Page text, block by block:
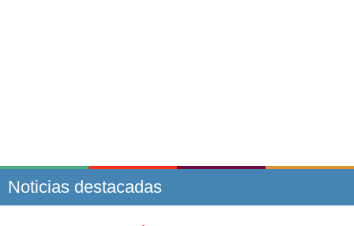
Noticias destacadas